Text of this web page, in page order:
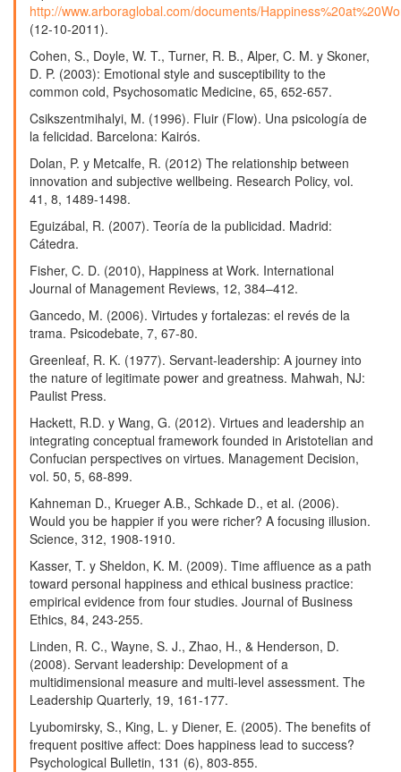
http://www.arboraglobal.com/documents/
(12-10-2011).
Cohen, S., Doyle, W. T., Turner, R. B., Alper, C. M. y Skoner,
D. P. (2003): Emotional style and susceptibility to the
common cold, Psychosomatic Medicine, 65, 652-657.
Csikszentmihalyi, M. (1996). Fluir (Flow). Una psicología de
la felicidad. Barcelona: Kairós.
Dolan, P. y Metcalfe, R. (2012) The relationship between
innovation and subjective wellbeing. Research Policy, vol.
41, 8, 1489-1498.
Eguizábal, R. (2007). Teoría de la publicidad. Madrid:
Cátedra.
Fisher, C. D. (2010), Happiness at Work. International
Journal of Management Reviews, 12, 384–412.
Gancedo, M. (2006). Virtudes y fortalezas: el revés de la
trama. Psicodebate, 7, 67-80.
Greenleaf, R. K. (1977). Servant-leadership: A journey into
the nature of legitimate power and greatness. Mahwah, NJ:
Paulist Press.
Hackett, R.D. y Wang, G. (2012). Virtues and leadership an
integrating conceptual framework founded in Aristotelian and
Confucian perspectives on virtues. Management Decision,
vol. 50, 5, 68-899.
Kahneman D., Krueger A.B., Schkade D., et al. (2006).
Would you be happier if you were richer? A focusing illusion.
Science, 312, 1908-1910.
Kasser, T. y Sheldon, K. M. (2009). Time affluence as a path
toward personal happiness and ethical business practice:
empirical evidence from four studies. Journal of Business
Ethics, 84, 243-255.
Linden, R. C., Wayne, S. J., Zhao, H., & Henderson, D.
(2008). Servant leadership: Development of a
multidimensional measure and multi-level assessment. The
Leadership Quarterly, 19, 161-177.
Lyubomirsky, S., King, L. y Diener, E. (2005). The benefits of
frequent positive affect: Does happiness lead to success?
Psychological Bulletin, 131 (6), 803-855.